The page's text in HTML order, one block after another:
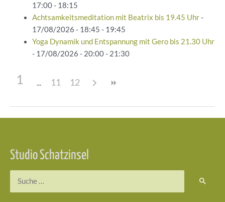
17:00 - 18:15
Achtsamkeitsmeditation mit Beatrix bis 19.45 Uhr-
17/08/2026 - 18:45 - 19:45
Yoga Dynamik und Entspannung mit Gero bis 21.30 Uhr
- 17/08/2026 - 20:00 - 21:30
1 11 12
Studio Schatzinsel